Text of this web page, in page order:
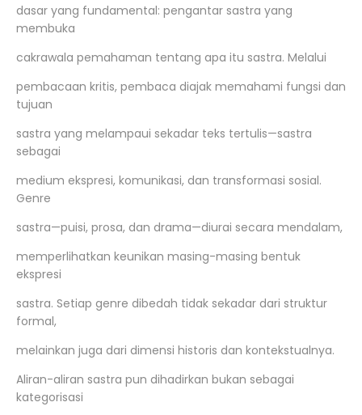
dasar yang fundamental: pengantar sastra yang
membuka
cakrawala pemahaman tentang apa itu sastra. Melalui
pembacaan kritis, pembaca diajak memahami fungsi dan
tujuan
sastra yang melampaui sekadar teks tertulis—sastra
sebagai
medium ekspresi, komunikasi, dan transformasi sosial.
Genre
sastra—puisi, prosa, dan drama—diurai secara mendalam,
memperlihatkan keunikan masing-masing bentuk
ekspresi
sastra. Setiap genre dibedah tidak sekadar dari struktur
formal,
melainkan juga dari dimensi historis dan kontekstualnya.
Aliran-aliran sastra pun dihadirkan bukan sebagai
kategorisasi